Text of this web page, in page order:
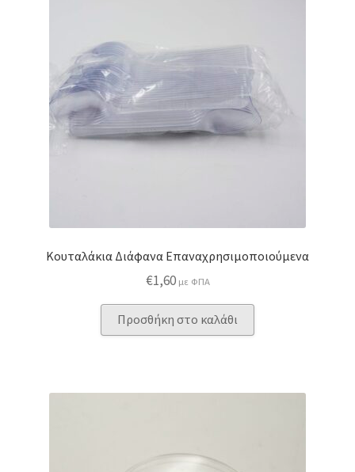
Κουταλάκια Διάφανα Επαναχρησιμοποιούμενα
€1,60 με ΦΠΑ
Προσθήκη στο καλάθι